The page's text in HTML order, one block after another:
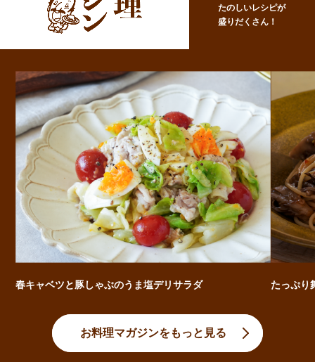
たのしいレシピが
盛りだくさん！
春キャベツと豚しゃぶのうま塩デリサラダ たっぷり
お料理マガジンをもっと見る